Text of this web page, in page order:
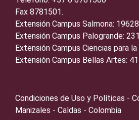
Fax 8781501.
Extensión Campus Salmona:
Extensión Campus Palogrande:
Extensión Campus Ciencias para
Extensión Campus Bellas Artes:
Condiciones de Uso y Políticas -
Manizales - Caldas - Colombia